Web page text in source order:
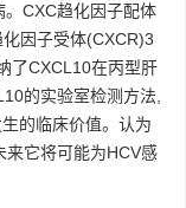
CXC趋化因子配体
因子受体(CXCR)3
了CXCL10在丙型肝
的实验室检测方法,
的临床价值。认为
来它将可能为HCV感